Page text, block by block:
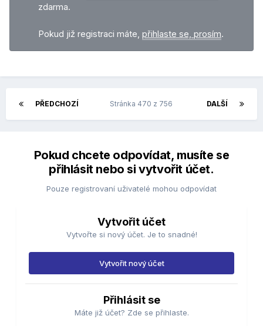
zdarma.
Pokud již registraci máte, přihlaste se, prosím.
PŘEDCHOZÍ DALŠÍ
Stránka 470 z 756
Pokud chcete odpovídat, musíte se
přihlásit nebo si vytvořit účet.
Pouze registrovaní uživatelé mohou odpovídat
Vytvořit účet
Vytvořte si nový účet. Je to snadné!
Vytvořit nový účet
Přihlásit se
Máte již účet? Zde se přihlaste.